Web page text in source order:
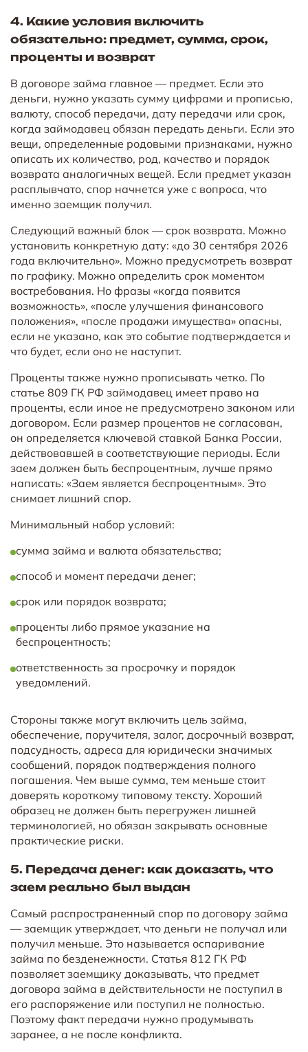
4. Какие условия включить
обязательно: предмет, сумма, срок,
проценты и возврат
В договоре займа главное — предмет. Если это
деньги, нужно указать сумму цифрами и прописью,
валюту, способ передачи, дату передачи или срок,
когда займодавец обязан передать деньги. Если это
вещи, определенные родовыми признаками, нужно
описать их количество, род, качество и порядок
возврата аналогичных вещей. Если предмет указан
расплывчато, спор начнется уже с вопроса, что
именно заемщик получил.
Следующий важный блок — срок возврата. Можно
установить конкретную дату: «до 30 сентября 2026
года включительно». Можно предусмотреть возврат
по графику. Можно определить срок моментом
востребования. Но фразы «когда появится
возможность», «после улучшения финансового
положения», «после продажи имущества» опасны,
если не указано, как это событие подтверждается и
что будет, если оно не наступит.
Проценты также нужно прописывать четко. По
статье 809 ГК РФ займодавец имеет право на
проценты, если иное не предусмотрено законом или
договором. Если размер процентов не согласован,
он определяется ключевой ставкой Банка России,
действовавшей в соответствующие периоды. Если
заем должен быть беспроцентным, лучше прямо
написать: «Заем является беспроцентным». Это
снимает лишний спор.
Минимальный набор условий:
сумма займа и валюта обязательства;
способ и момент передачи денег;
срок или порядок возврата;
проценты либо прямое указание на
беспроцентность;
ответственность за просрочку и порядок
уведомлений.
Стороны также могут включить цель займа,
обеспечение, поручителя, залог, досрочный возврат,
подсудность, адреса для юридически значимых
сообщений, порядок подтверждения полного
погашения. Чем выше сумма, тем меньше стоит
доверять короткому типовому тексту. Хороший
образец не должен быть перегружен лишней
терминологией, но обязан закрывать основные
практические риски.
5. Передача денег: как доказать, что
заем реально был выдан
Самый распространенный спор по договору займа
— заемщик утверждает, что деньги не получал или
получил меньше. Это называется оспаривание
займа по безденежности. Статья 812 ГК РФ
позволяет заемщику доказывать, что предмет
договора займа в действительности не поступил в
его распоряжение или поступил не полностью.
Поэтому факт передачи нужно продумывать
заранее, а не после конфликта.